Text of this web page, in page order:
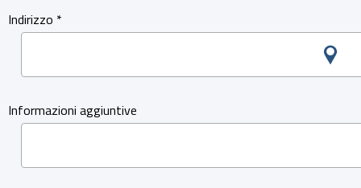
Indirizzo *
Informazioni aggiuntive